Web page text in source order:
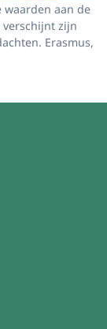
waarden aan de
zijn
Erasmus,